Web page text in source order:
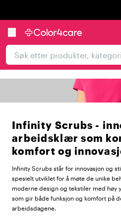
Infinity Scrubs -
arbeidsklær som
komfort og
Infinity Scrubs står for innovasjon og
spesielt utviklet for å møte de unike
moderne design og tekstiler med høy
som gir både funksjon og komfort på
arbeidsdagene.